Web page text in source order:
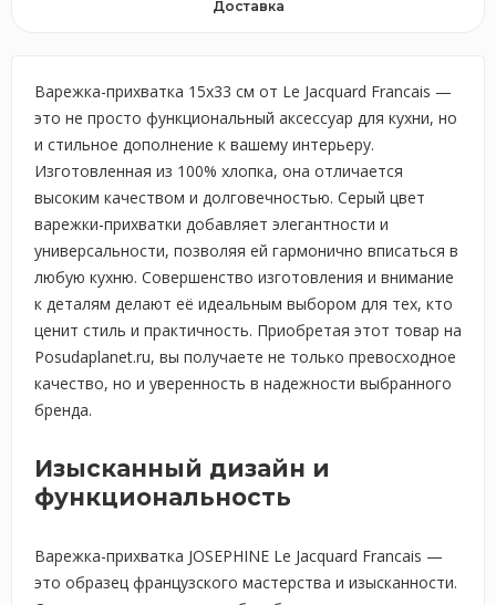
Доставка
Варежка-прихватка 15х33 см от Le Jacquard Francais —
это не просто функциональный аксессуар для кухни, но
и стильное дополнение к вашему интерьеру.
Изготовленная из 100% хлопка, она отличается
высоким качеством и долговечностью. Серый цвет
варежки-прихватки добавляет элегантности и
универсальности, позволяя ей гармонично вписаться в
любую кухню. Совершенство изготовления и внимание
к деталям делают её идеальным выбором для тех, кто
ценит стиль и практичность. Приобретая этот товар на
Posudaplanet.ru, вы получаете не только превосходное
качество, но и уверенность в надежности выбранного
бренда.
Изысканный дизайн и
функциональность
Варежка-прихватка JOSEPHINE Le Jacquard Francais —
это образец французского мастерства и изысканности.